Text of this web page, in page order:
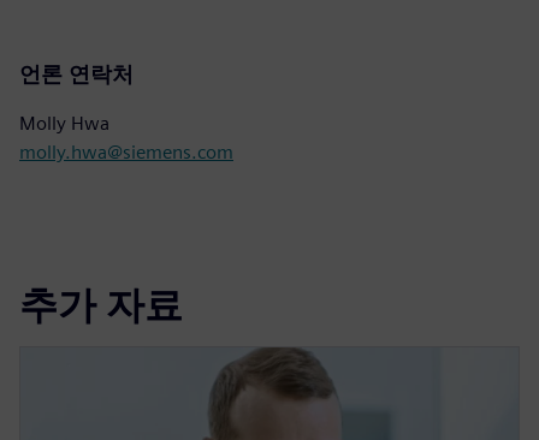
언론 연락처
Molly Hwa
molly.hwa@siemens.com
추가 자료